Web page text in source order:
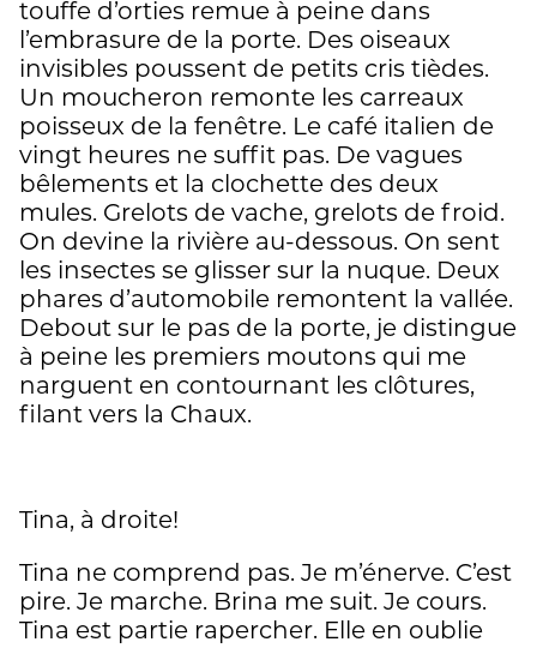
touffe d’orties remue à peine dans
l’embrasure de la porte. Des oiseaux
invisibles poussent de petits cris tièdes.
Un moucheron remonte les carreaux
poisseux de la fenêtre. Le café italien de
vingt heures ne suffit pas. De vagues
bêlements et la clochette des deux
mules. Grelots de vache, grelots de froid.
On devine la rivière au-dessous. On sent
les insectes se glisser sur la nuque. Deux
phares d’automobile remontent la vallée.
Debout sur le pas de la porte, je distingue
à peine les premiers moutons qui me
narguent en contournant les clôtures,
filant vers la Chaux.
Tina, à droite!
Tina ne comprend pas. Je m’énerve. C’est
pire. Je marche. Brina me suit. Je cours.
Tina est partie rapercher. Elle en oublie